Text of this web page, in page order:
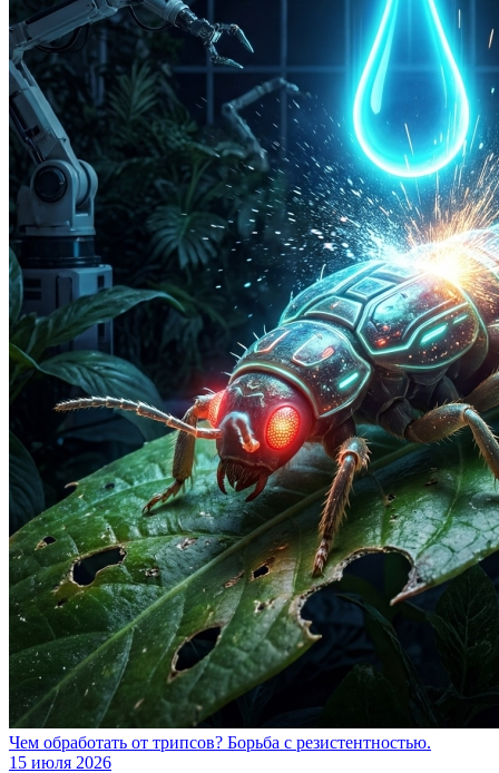
Чем обработать от трипсов? Борьба с резистентностью.
15 июля 2026